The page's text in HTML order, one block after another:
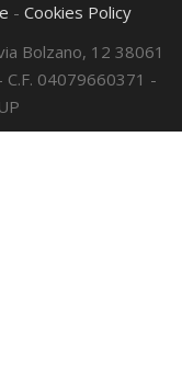
- Cookies Policy
Bolzano, 12 38061
04079660371 -